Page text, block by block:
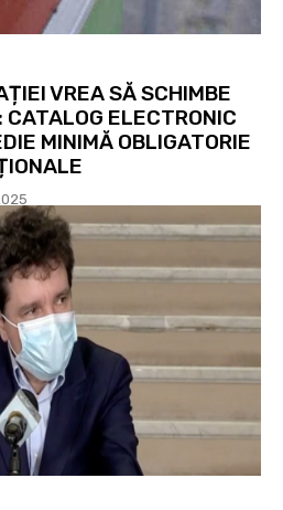
VREA SĂ SCHIMBE
CATALOG ELECTRONIC
MINIMĂ OBLIGATORIE